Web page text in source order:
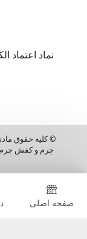
صفحه اصلی
نماد اعتماد
© کلیه حقوق
چرم و کفش چرم